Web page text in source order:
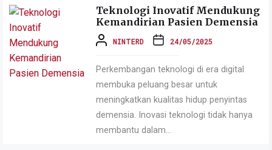
Teknologi Inovatif Mendukung
Kemandirian Pasien Demensia
NINTERD 24/05/2025
Perkembangan teknologi di era digital
membuka peluang besar untuk
meningkatkan kualitas hidup penyintas
demensia. Inovasi teknologi tidak hanya
membantu dalam...